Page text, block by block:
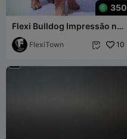
350
Flexi Bulldog Impressão no
Local
FlexiTown  10